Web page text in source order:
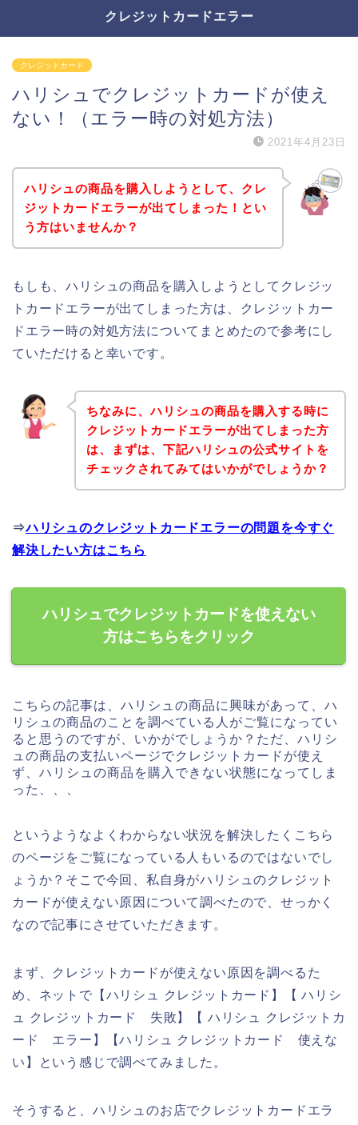
クレジットカードエラー
クレジットカード
ハリシュでクレジットカードが使え
ない！（エラー時の対処方法）
2021年4月23日
ハリシュの商品を購入しようとして、クレ
ジットカードエラーが出てしまった！とい
う方はいませんか？
もしも、ハリシュの商品を購入しようとしてクレジッ
トカードエラーが出てしまった方は、クレジットカー
ドエラー時の対処方法についてまとめたので参考にし
ていただけると幸いです。
ちなみに、ハリシュの商品を購入する時に
クレジットカードエラーが出てしまった方
は、まずは、下記ハリシュの公式サイトを
チェックされてみてはいかがでしょうか？
⇒ハリシュのクレジットカードエラーの問題を今すぐ
解決したい方はこちら
ハリシュでクレジットカードを使えない
方はこちらをクリック
こちらの記事は、ハリシュの商品に興味があって、ハ
リシュの商品のことを調べている人がご覧になってい
ると思うのですが、いかがでしょうか？ただ、ハリシ
ュの商品の支払いページでクレジットカードが使え
ず、ハリシュの商品を購入できない状態になってしま
った、、、
というようなよくわからない状況を解決したくこちら
のページをご覧になっている人もいるのではないでし
ょうか？そこで今回、私自身がハリシュのクレジット
カードが使えない原因について調べたので、せっかく
なので記事にさせていただきます。
まず、クレジットカードが使えない原因を調べるた
め、ネットで【ハリシュ クレジットカード】【 ハリシ
ュ クレジットカード 失敗】【 ハリシュ クレジットカ
ード エラー】【ハリシュ クレジットカード 使えな
い】という感じで調べてみました。
そうすると、ハリシュのお店でクレジットカードエラ